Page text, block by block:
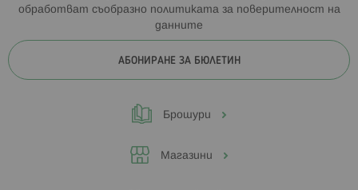
обработват съобразно политиката за поверителност на
данните
АБОНИРАНЕ ЗА БЮЛЕТИН
Брошури
Магазини